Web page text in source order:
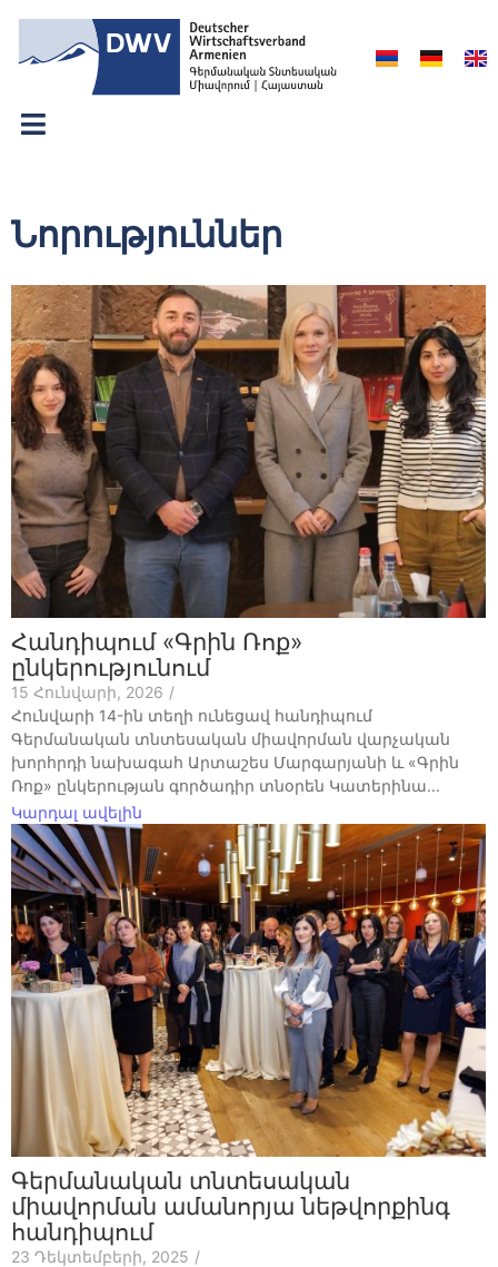
Նորություններ
Հանդիպում «Գրին Ռոք»
ընկերությունում
15 Հունվարի, 2026 /
Հունվարի 14-ին տեղի ունեցավ հանդիպում
Գերմանական տնտեսական միավորման վարչական
խորհրդի նախագահ Արտաշես Մարգարյանի և «Գրին
Ռոք» ընկերության գործադիր տնօրեն Կատերինա...
Կարդալ ավելին
Գերմանական տնտեսական
միավորման ամանորյա նեթվորքինգ
հանդիպում
23 Դեկտեմբերի, 2025 /